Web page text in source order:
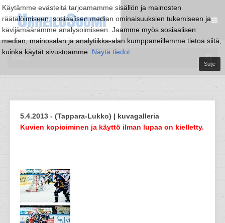
Käytämme evästeitä tarjoamamme sisällön ja mainosten
räätälöimiseen, sosiaalisen median ominaisuuksien tukemiseen ja
kävijämäärämme analysoimiseen. Jaamme myös sosiaalisen
median, mainosalan ja analytiikka-alan kumppaneillemme tietoa siitä,
kuinka käytät sivustoamme. Näytä tiedot
Sulje
5.4.2013 - (Tappara-Lukko) | kuvagalleria
Kuvien kopioiminen ja käyttö ilman lupaa on kielletty.